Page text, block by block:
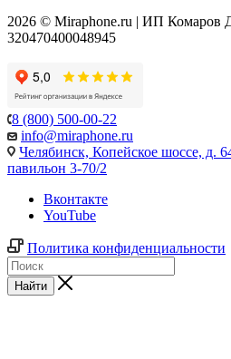
2026 © Miraphone.ru | ИП
320470400048945
8 (800) 500-00-22
info@miraphone.ru
Челябинск, Копейское шоссе, д.
павильон 3-70/2
Вконтакте
YouTube
Политика конфиденциальности
Найти